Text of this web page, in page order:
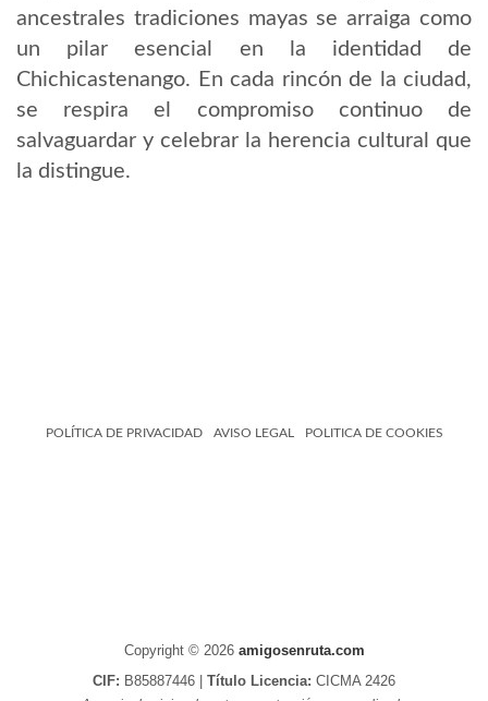
ancestrales tradiciones mayas se arraiga como
un pilar esencial en la identidad de
Chichicastenango. En cada rincón de la ciudad,
se respira el compromiso continuo de
salvaguardar y celebrar la herencia cultural que
la distingue.
POLÍTICA DE PRIVACIDAD AVISO LEGAL POLITICA DE COOKIES
Copyright © 2026 amigosenruta.com
CIF: B85887446 | Título Licencia: CICMA 2426